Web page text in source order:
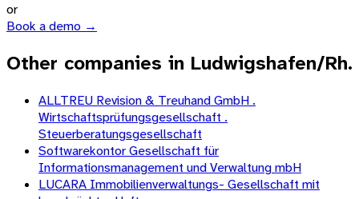
or
Book a demo →
Other companies in Ludwigshafen/Rh.
ALLTREU Revision & Treuhand GmbH .
Wirtschaftsprüfungsgesellschaft .
Steuerberatungsgesellschaft
Softwarekontor Gesellschaft für
Informationsmanagement und Verwaltung mbH
LUCARA Immobilienverwaltungs- Gesellschaft mit